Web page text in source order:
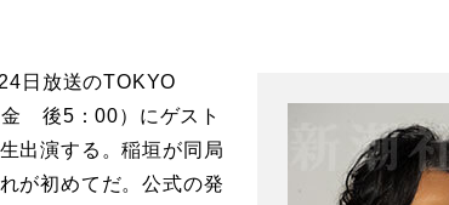
日放送のTOKYO
後5：00）にゲスト
出演する。稲垣が同局
が初めてだ。公式の発